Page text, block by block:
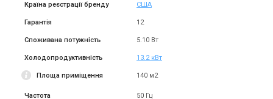
Країна реєстрації бренду США
Гарантія 12
Споживана потужність 5.10 Вт
Холодопродуктивність 13.2 кВт
Площа приміщення 140 м2
Частота 50 Гц